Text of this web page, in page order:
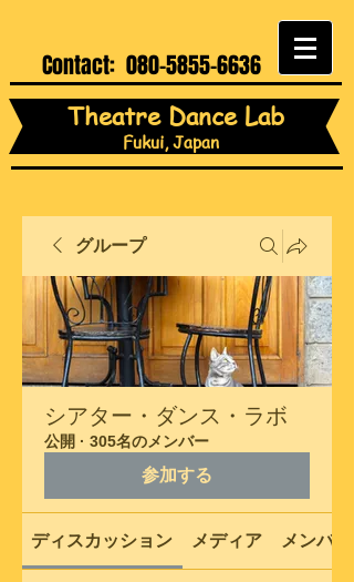
Contact: 080-5855-6636
Theatre Dance Lab
Fukui, Japan
グループ
シアター・ダンス・ラボ
公開 · 305名のメンバー
参加する
ディスカッション メディア メンバー